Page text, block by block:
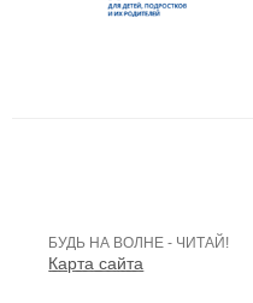
БУДЬ НА ВОЛНЕ - ЧИТАЙ!
Карта сайта